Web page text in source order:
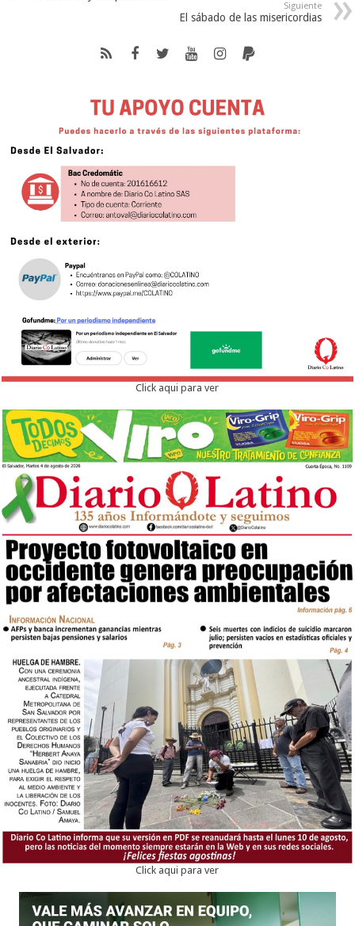
Siguiente
El sábado de las misericordias
Click aqui para ver
Click aqui para ver